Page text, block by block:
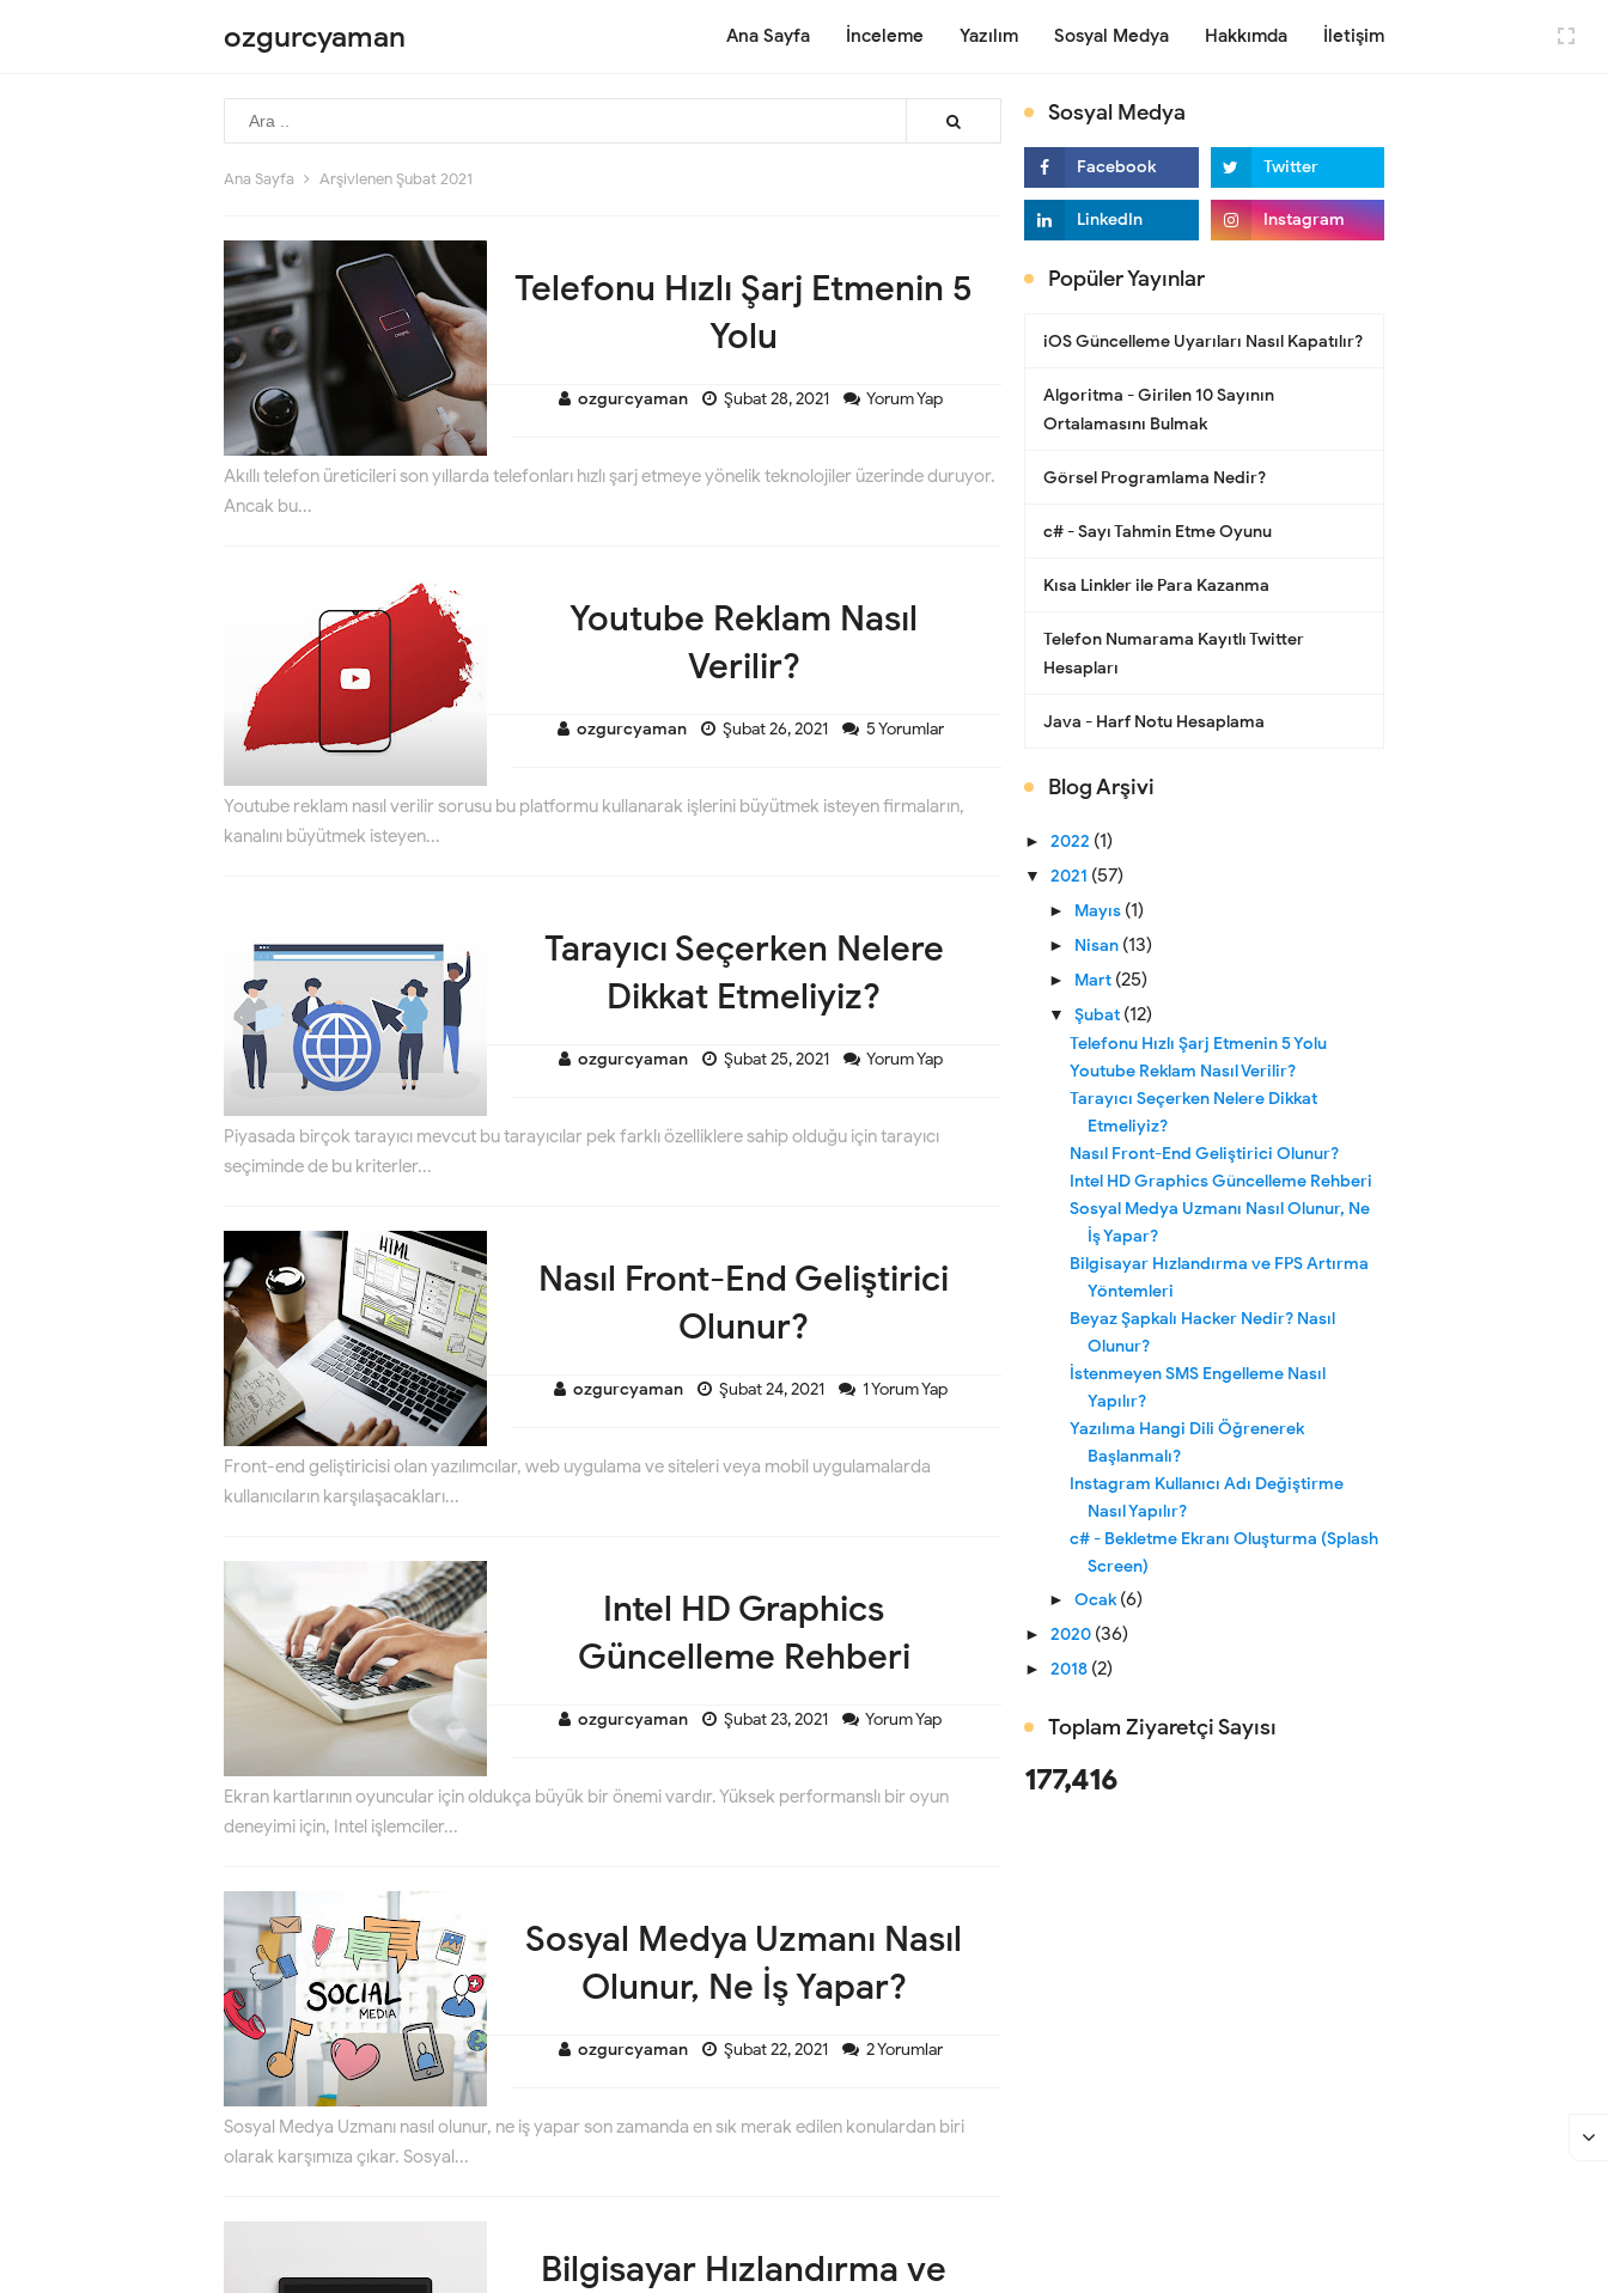
ozgurcyaman İletişim
Hakkımda
Sosyal Medya
Yazılım
İnceleme
Ana Sayfa
Ana Sayfa Arşivlenen Şubat 2021
Telefonu Hızlı Şarj Etmenin 5
Yolu
ozgurcyaman Şubat 28, 2021 Yorum Yap
Akıllı telefon üreticileri son yıllarda telefonları hızlı şarj etmeye yönelik teknolojiler üzerinde duruyor.
Ancak bu...
Youtube Reklam Nasıl
Verilir?
ozgurcyaman Şubat 26, 2021 5 Yorumlar
Youtube reklam nasıl verilir sorusu bu platformu kullanarak işlerini büyütmek isteyen firmaların,
kanalını büyütmek isteyen...
Tarayıcı Seçerken Nelere
Dikkat Etmeliyiz?
ozgurcyaman Şubat 25, 2021 Yorum Yap
Piyasada birçok tarayıcı mevcut bu tarayıcılar pek farklı özelliklere sahip olduğu için tarayıcı
seçiminde de bu kriterler...
Nasıl Front-End Geliştirici
Olunur?
ozgurcyaman Şubat 24, 2021 1 Yorum Yap
Front-end geliştiricisi olan yazılımcılar, web uygulama ve siteleri veya mobil uygulamalarda
kullanıcıların karşılaşacakları...
Intel HD Graphics
Güncelleme Rehberi
ozgurcyaman Şubat 23, 2021 Yorum Yap
Ekran kartlarının oyuncular için oldukça büyük bir önemi vardır. Yüksek performanslı bir oyun
deneyimi için, Intel işlemciler...
Sosyal Medya Uzmanı Nasıl
Olunur, Ne İş Yapar?
ozgurcyaman Şubat 22, 2021 2 Yorumlar
Sosyal Medya Uzmanı nasıl olunur, ne iş yapar son zamanda en sık merak edilen konulardan biri
olarak karşımıza çıkar. Sosyal...
Bilgisayar Hızlandırma ve
Sosyal Medya
Popüler Yayınlar
iOS Güncelleme Uyarıları Nasıl Kapatılır?
Algoritma - Girilen 10 Sayının
Ortalamasını Bulmak
Görsel Programlama Nedir?
c# - Sayı Tahmin Etme Oyunu
Kısa Linkler ile Para Kazanma
Telefon Numarama Kayıtlı Twitter
Hesapları
Java - Harf Notu Hesaplama
Blog Arşivi
►2022 (1)
▼2021 (57)
► Mayıs (1)
► Nisan (13)
► Mart (25)
▼ Şubat (12)
Telefonu Hızlı Şarj Etmenin 5 Yolu
Youtube Reklam Nasıl Verilir?
Tarayıcı Seçerken Nelere Dikkat
Etmeliyiz?
Nasıl Front-End Geliştirici Olunur?
Intel HD Graphics Güncelleme Rehberi
Sosyal Medya Uzmanı Nasıl Olunur, Ne
İş Yapar?
Bilgisayar Hızlandırma ve FPS Artırma
Yöntemleri
Beyaz Şapkalı Hacker Nedir? Nasıl
Olunur?
İstenmeyen SMS Engelleme Nasıl
Yapılır?
Yazılıma Hangi Dili Öğrenerek
Başlanmalı?
Instagram Kullanıcı Adı Değiştirme
Nasıl Yapılır?
c# - Bekletme Ekranı Oluşturma (Splash
Screen)
► Ocak(6)
►2020 (36)
►2018 (2)
Toplam Ziyaretçi Sayısı
177,416